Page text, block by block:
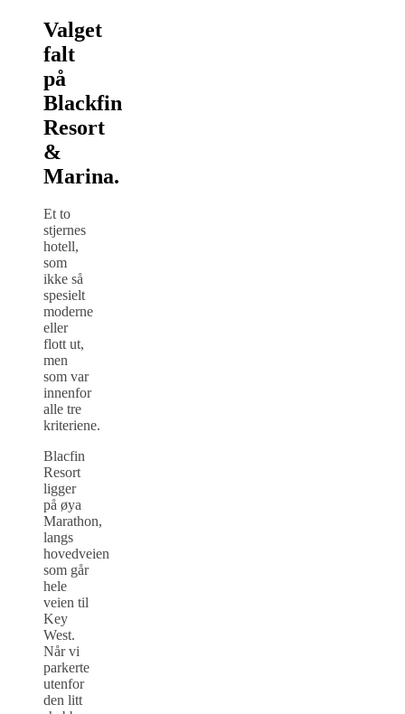
Valget
falt
på
Blackfin
Resort
&
Marina.
Et to
stjernes
hotell,
som
ikke så
spesielt
moderne
eller
flott ut,
men
som var
innenfor
alle tre
kriteriene.
Blacfin
Resort
ligger
på øya
Marathon,
langs
hovedveien
som går
hele
veien til
Key
West.
Når vi
parkerte
utenfor
den litt